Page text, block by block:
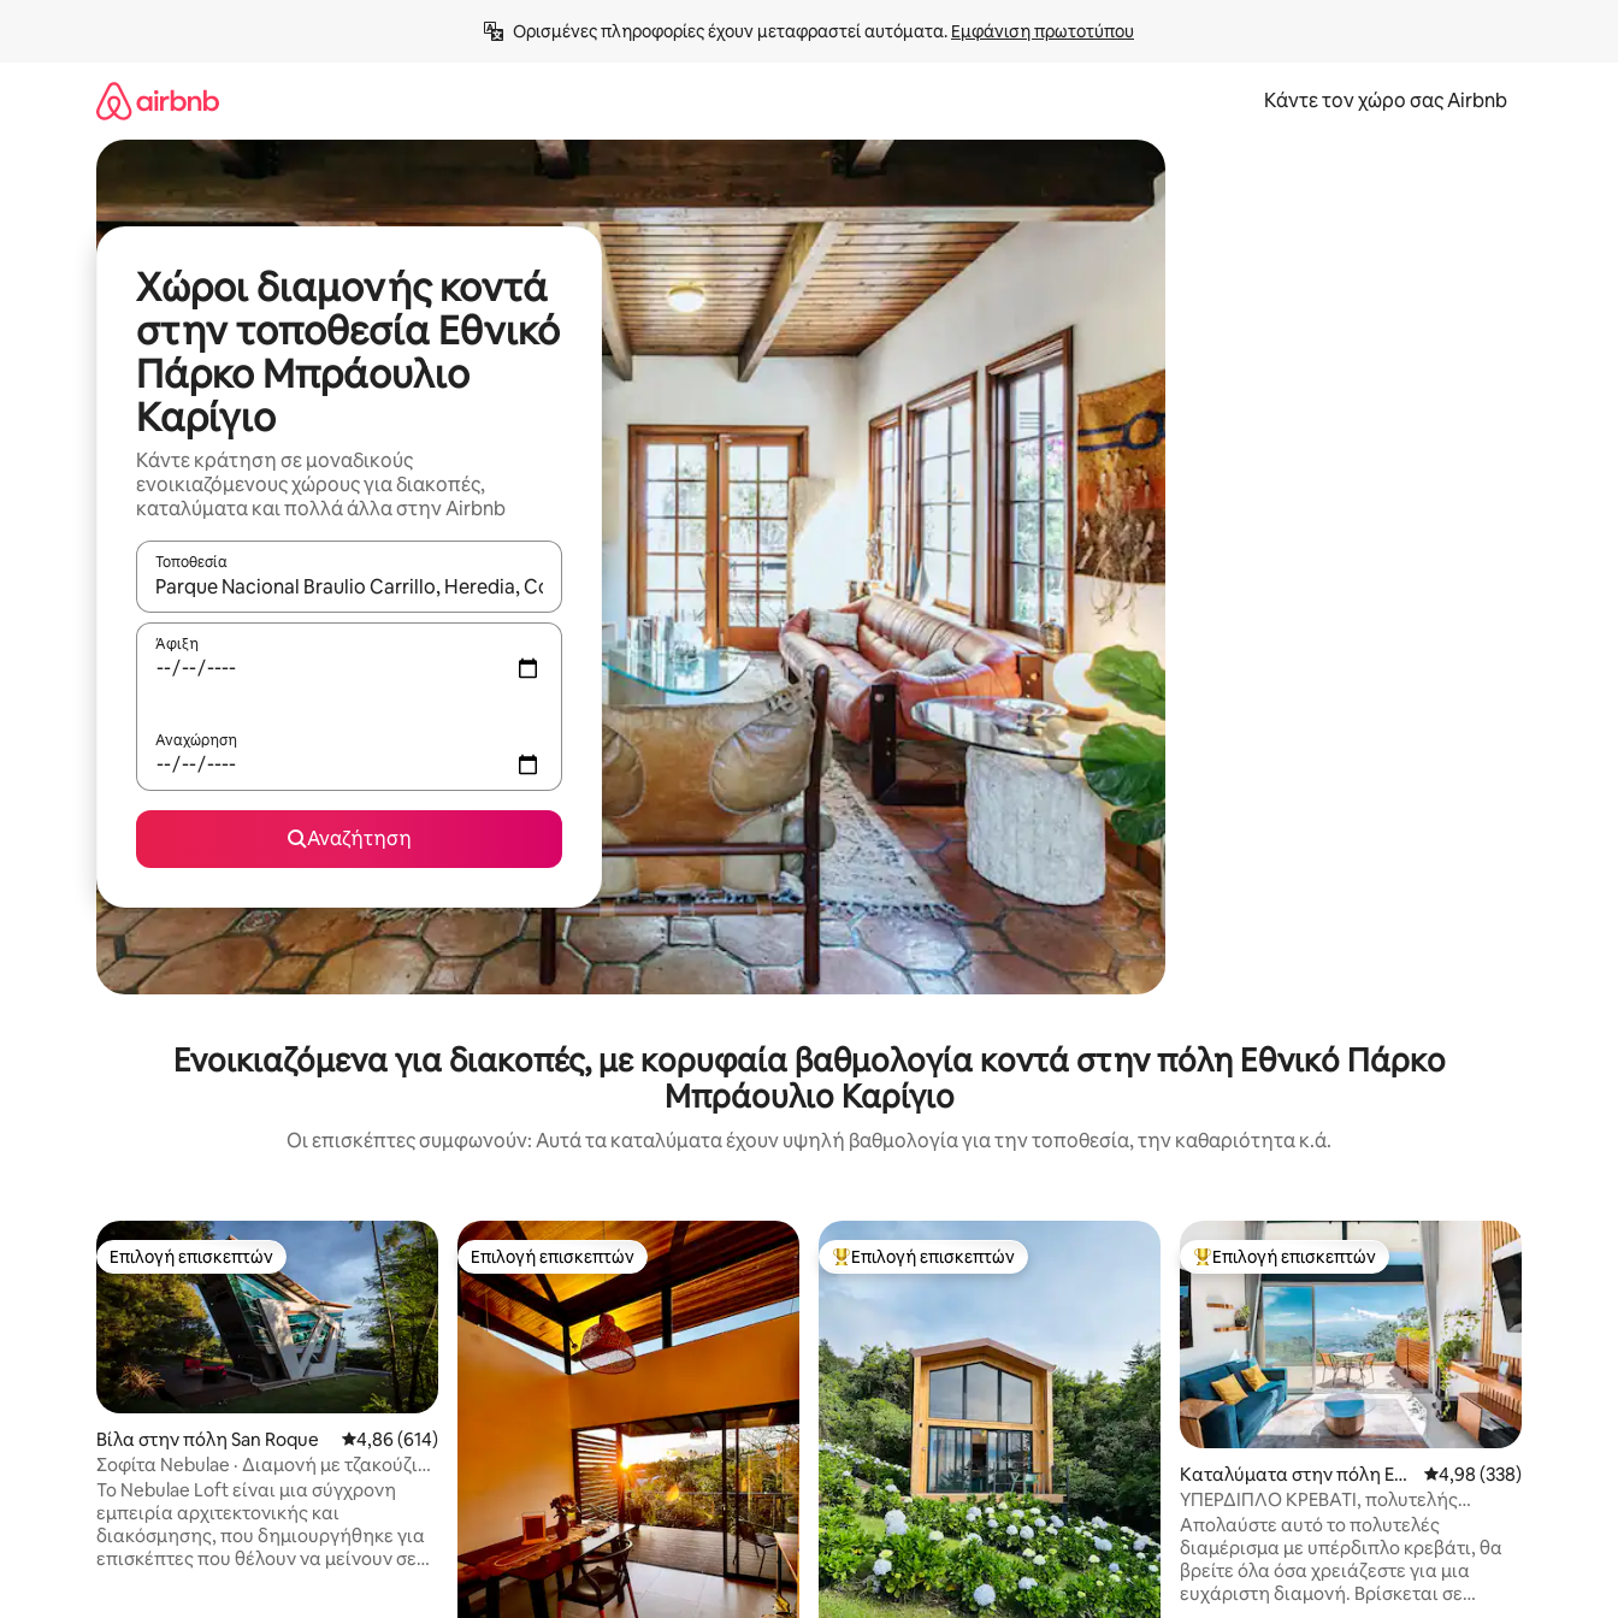
Ορισμένες πληροφορίες έχουν μεταφραστεί αυτόματα. Εμφάνιση πρωτοτύπου
Κάντε τον χώρο σας Airbnb
Χώροι διαμονής κοντά
στην τοποθεσία Εθνικό
Πάρκο Μπράουλιο
Καρίγιο
Κάντε κράτηση σε μοναδικούς
ενοικιαζόμενους χώρους για διακοπές,
καταλύματα και πολλά άλλα στην Airbnb
Τοποθεσία
Όταν τα αποτελέσματα είναι διαθέσιμα, μπορείτε να πλοηγηθείτε στη σελίδα με τα κουμπιά πάνω και κάτω βέλους, να την εξερευνήσετε με την αφή ή να τη σύρετε με τα δάχτυλα.
Άφιξη
Αναχώρηση
Αναζήτηση
Ενοικιαζόμενα για διακοπές, με κορυφαία βαθμολογία κοντά στην πόλη Εθνικό Πάρκο
Μπράουλιο Καρίγιο
Οι επισκέπτες συμφωνούν: Αυτά τα καταλύματα έχουν υψηλή βαθμολογία για την τοποθεσία, την καθαριότητα κ.ά.
Επιλογή επισκεπτών
Επιλογή επισκεπτών
Βίλα στην πόλη San Roque Μέση βαθμολογία: 4,86 στα 5, 614 κριτικές
4,86 (614)
Σοφίτα Nebulae · Διαμονή με τζακούζι
και τζάκι εξωτερικού χώρου
Το Nebulae Loft είναι μια σύγχρονη
εμπειρία αρχιτεκτονικής και
διακόσμησης, που δημιουργήθηκε για
επισκέπτες που θέλουν να μείνουν σε
Επιλογή επισκεπτών
Επιλογή επισκεπτών Κορυφαία επιλογή επισκεπτών
Επιλογή επισκεπτών Κορυφαία επιλογή επισκεπτών
Επιλογή επισκεπτών
Καταλύματα στην πόλη Esc
azu
Μέση βαθμολογία:
4,98 (338)
ΥΠΕΡΔΙΠΛΟ ΚΡΕΒΑΤΙ, πολυτελής
διαμονή, @ HillView, χώροι πρασίνου,
κλιματισμός
Απολαύστε αυτό το πολυτελές
διαμέρισμα με υπέρδιπλο κρεβάτι, θα
βρείτε όλα όσα χρειάζεστε για μια
ευχάριστη διαμονή. Βρίσκεται σε